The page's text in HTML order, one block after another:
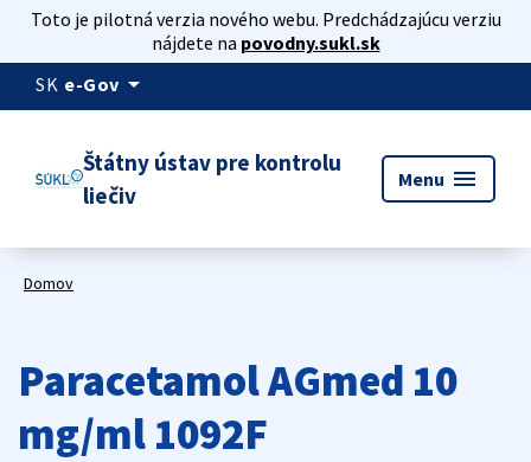
Toto je pilotná verzia nového webu. Predchádzajúcu verziu
nájdete na povodny.sukl.sk
SK e-Gov arrow_drop_down
Štátny ústav pre kontrolu
liečiv
Menu menu
Domov
Paracetamol AGmed 10
mg/ml 1092F